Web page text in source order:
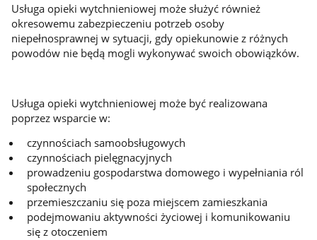
Usługa opieki wytchnieniowej może służyć również
okresowemu zabezpieczeniu potrzeb osoby
niepełnosprawnej w sytuacji, gdy opiekunowie z różnych
powodów nie będą mogli wykonywać swoich obowiązków.
Usługa opieki wytchnieniowej może być realizowana
poprzez wsparcie w:
czynnościach samoobsługowych
czynnościach pielęgnacyjnych
prowadzeniu gospodarstwa domowego i wypełniania ról
społecznych
przemieszczaniu się poza miejscem zamieszkania
podejmowaniu aktywności życiowej i komunikowaniu
się z otoczeniem